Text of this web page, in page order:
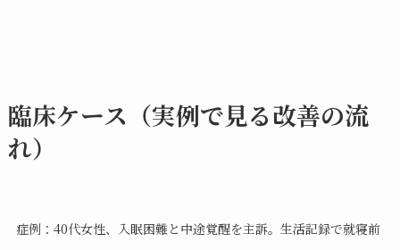
臨床ケース（実例で見る改善の流
れ）
症例：40代女性、入眠困難と中途覚醒を主訴。生活記録で就寝前